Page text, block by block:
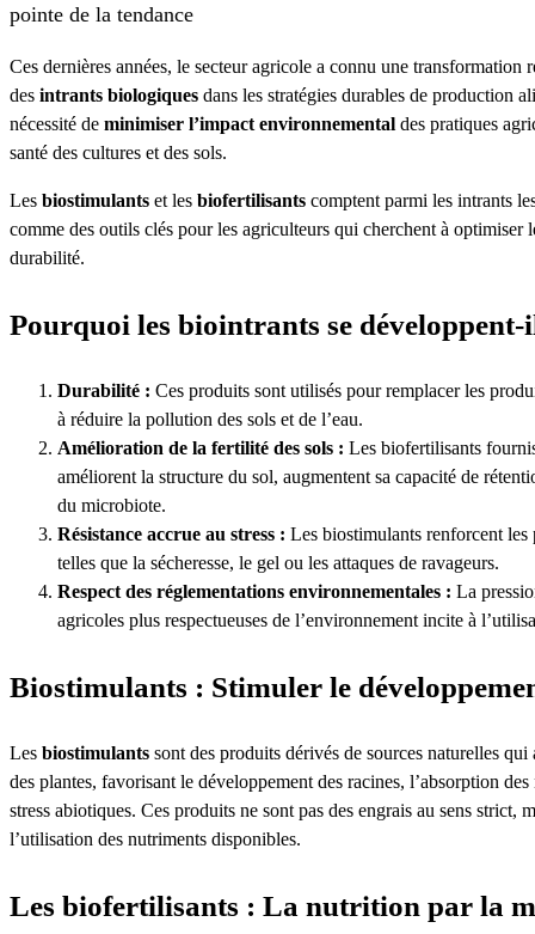
pointe de la tendance
Ces dernières années, le secteur agricole a connu une transformation
des intrants biologiques dans les stratégies durables de production
nécessité de minimiser l’impact environnemental des pratiques
santé des cultures et des sols.
Les biostimulants et les biofertilisants comptent parmi les intrants
comme des outils clés pour les agriculteurs qui cherchent à optimiser
durabilité.
Pourquoi les biointrants se développent-
Durabilité : Ces produits sont utilisés pour remplacer les
à réduire la pollution des sols et de l’eau.
Amélioration de la fertilité des sols : Les biofertilisants
améliorent la structure du sol, augmentent sa capacité de
du microbiote.
Résistance accrue au stress : Les biostimulants renforcent
telles que la sécheresse, le gel ou les attaques de ravageurs.
Respect des réglementations environnementales : La
agricoles plus respectueuses de l’environnement incite à
Biostimulants : Stimuler le
Les biostimulants sont des produits dérivés de sources naturelles
des plantes, favorisant le développement des racines, l’absorption
stress abiotiques. Ces produits ne sont pas des engrais au sens strict,
l’utilisation des nutriments disponibles.
Les biofertilisants : La nutrition par la